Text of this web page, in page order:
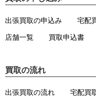
出張買取の申込み 宅配
店舗一覧 買取申込書
買取の流れ
出張買取の流れ 宅配買